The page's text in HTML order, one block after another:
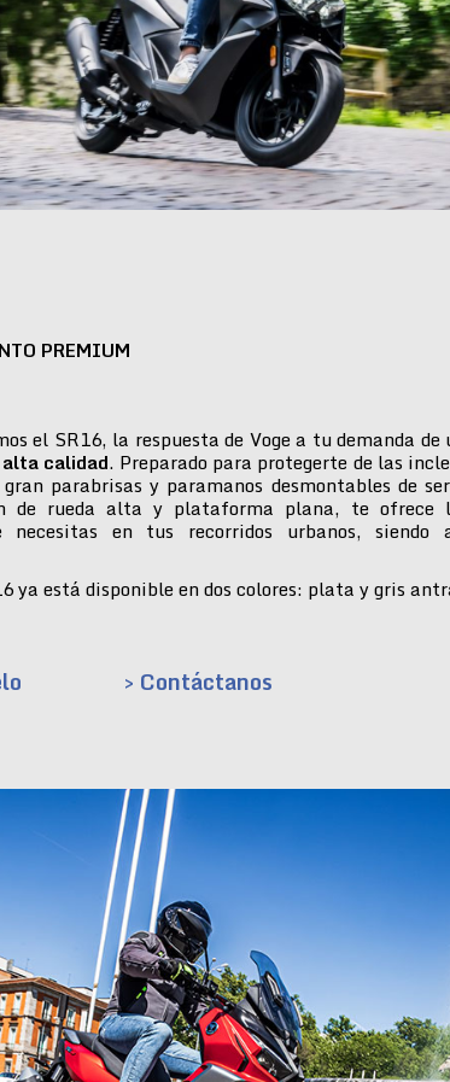
PREMIUM
el SR16, la respuesta de Voge a tu demanda de
calidad. Preparado para protegerte de las
parabrisas y paramanos desmontables de
de rueda alta y plataforma plana, te ofrece
necesitas en tus recorridos urbanos, siendo
ya está disponible en dos colores: plata y gris
> Contáctanos